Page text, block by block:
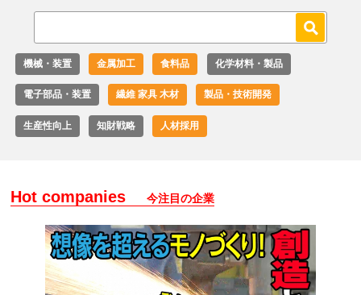
機械・装置 金属加工 食料品 化学材料・製品
電子部品・装置 繊維 家具 木材 製品・技術開発
生産性向上 知財戦略 人材採用
Hot companies 今注目の企業